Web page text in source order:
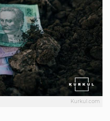
Kurkul.com